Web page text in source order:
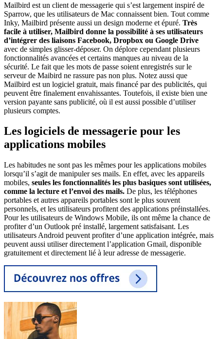
Mailbird est un client de messagerie qui s’est largement inspiré de
Sparrow, que les utilisateurs de Mac connaissent bien. Tout comme
Inky, Mailbird présente aussi un design moderne et épuré. Très
facile à utiliser, Mailbird donne la possibilité à ses utilisateurs
d’intégrer des liaisons Facebook, Dropbox ou Google Drive
avec de simples glisser-déposer. On déplore cependant plusieurs
fonctionnalités avancées et certains manques au niveau de la
sécurité. Le fait que les mots de passe soient enregistrés sur le
serveur de Maibird ne rassure pas non plus. Notez aussi que
Mailbird est un logiciel gratuit, mais financé par des publicités, qui
peuvent être finalement envahissantes. Toutefois, il existe bien une
version payante sans publicité, où il est aussi possible d’utiliser
plusieurs comptes.
Les logiciels de messagerie pour les
applications mobiles
Les habitudes ne sont pas les mêmes pour les applications mobiles
lorsqu’il s’agit de manipuler ses mails. En effet, avec les appareils
mobiles, seules les fonctionnalités les plus basiques sont utilisées,
comme la lecture et l’envoi des mails. De plus, les téléphones
portables et autres appareils portables sont le plus souvent
personnels, et les utilisateurs profitent des applications préinstallées.
Pour les utilisateurs de Windows Mobile, ils ont même la chance de
profiter d’un Outlook pré installé, largement satisfaisant. Les
utilisateurs Android peuvent profiter d’une application intégrée, mais
peuvent aussi utiliser directement l’application Gmail, disponible
gratuitement et directement lié à leur adresse de messagerie.